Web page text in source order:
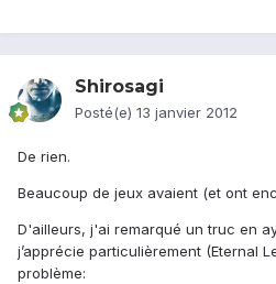
Shirosagi
Posté(e) 13 janvier 2012
De rien.
Beaucoup de jeux avaient (et ont
D'ailleurs, j'ai remarqué un truc en
j’apprécie particulièrement (Eternal
problème: